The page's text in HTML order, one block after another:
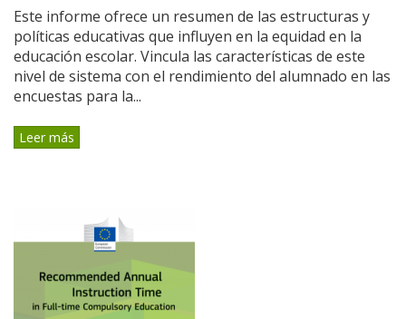
Este informe ofrece un resumen de las estructuras y
políticas educativas que influyen en la equidad en la
educación escolar. Vincula las características de este
nivel de sistema con el rendimiento del alumnado en las
encuestas para la...
Leer más